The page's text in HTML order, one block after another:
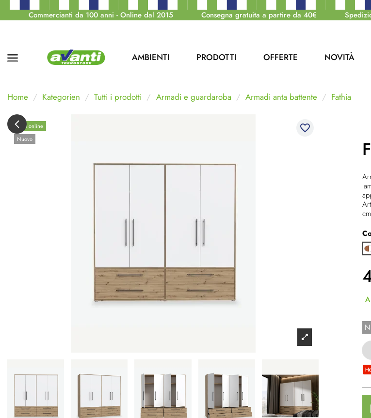
Commercianti da 100 anni - Online dal 2015 Consegna gratuita a partire da 40€
AMBIENTI PRODOTTI OFFERTE NOVITÀ
Home Kategorien Tutti i prodotti Armadi e guardaroba Armadi anta battente Fathia
Solo online
Nuovo
favorite_border
cm